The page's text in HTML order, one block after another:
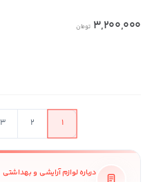
3,200,000 تومان
1
2
3
درباره لوازم آرایشی و بهداشتی